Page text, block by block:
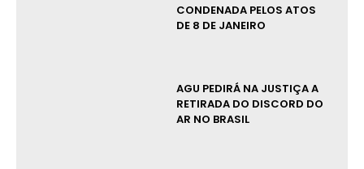
CONDENADA PELOS ATOS
DE 8 DE JANEIRO
AGU PEDIRÁ NA JUSTIÇA A
RETIRADA DO DISCORD DO
AR NO BRASIL